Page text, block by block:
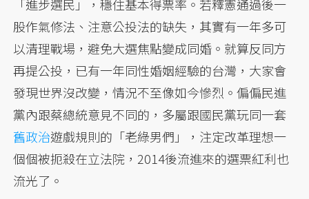
「進步選民」，穩住基本得票率。若釋憲通過後一
股作氣修法、注意公投法的缺失，其實有一年多可
以清理戰場，避免大選焦點變成同婚。就算反同方
再提公投，已有一年同性婚姻經驗的台灣，大家會
發現世界沒改變，情況不至像如今慘烈。偏偏民進
黨內跟蔡總統意見不同的，多屬跟國民黨玩同一套
舊政治遊戲規則的「老綠男們」，注定改革理想一
個個被扼殺在立法院，2014後流進來的選票紅利也
流光了。